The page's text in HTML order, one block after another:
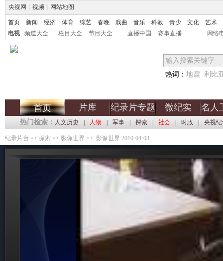
央视网 视频 网站地图
首页 新闻 经济 体育 综艺 春晚 戏曲 音乐 科教 青少 文化
艺术
电视
频道大全 栏目大全 节目大全 直播中国 赛事直播 网络
热词： 地震 利比
首页 片库 纪录片专题 微纪实 名人
热门检索： 人文历史 人物 军事 探索 社会 时政 央视
纪录片台 >> 探索 >> 影像世界 >> 影像世界 2010-04-03